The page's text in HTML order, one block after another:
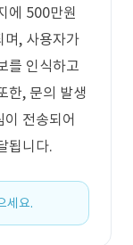
에 500만원
며, 사용자가
를 인식하고
한, 문의 발생
전송되어
됩니다.
세요.